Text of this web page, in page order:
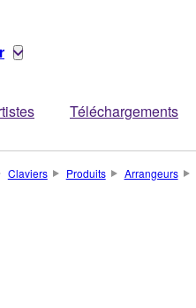
Téléchargements
Claviers Produits Arrangeurs